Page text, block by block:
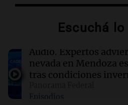
16:53 Mundo
de los estadounidenses,
16:52 Espectáculos
Zulma Lobato fue
Escuchá
Audio. Expertos
nevada en Mendoza
tras condiciones
Episodios